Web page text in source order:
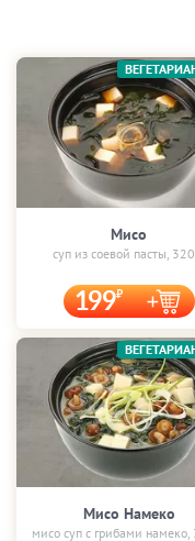
Мисо
суп из соевой пасты, 320
199
Мисо Намеко
мисо суп с грибами намеко,